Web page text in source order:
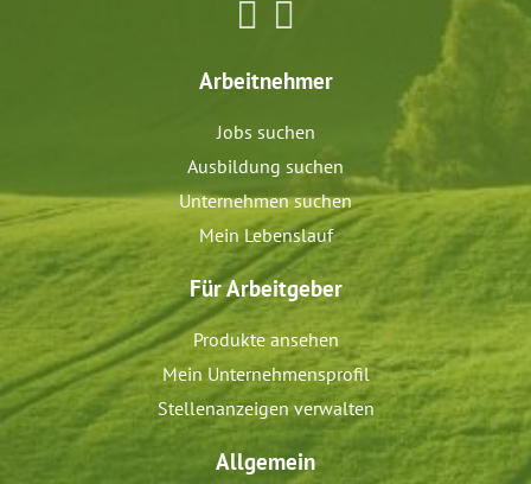
Arbeitnehmer
Jobs suchen
Ausbildung suchen
Unternehmen suchen
Mein Lebenslauf
Für Arbeitgeber
Produkte ansehen
Mein Unternehmensprofil
Stellenanzeigen verwalten
Allgemein